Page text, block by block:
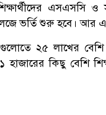
এসএসসি
ভর্তি শুরু হবে। আর
২৫ লাখের
কিছু বেশি